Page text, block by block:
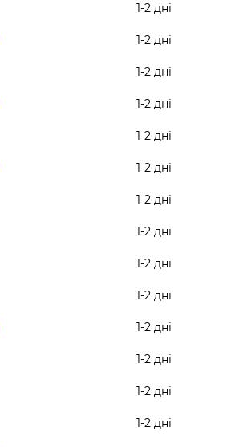
1-2 дні
1-2 дні
1-2 дні
1-2 дні
1-2 дні
1-2 дні
1-2 дні
1-2 дні
1-2 дні
1-2 дні
1-2 дні
1-2 дні
1-2 дні
1-2 дні